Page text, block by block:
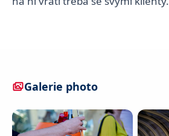
Galerie photo